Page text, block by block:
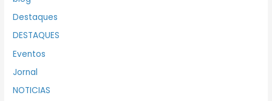
Destaques
DESTAQUES
Eventos
Jornal
NOTICIAS